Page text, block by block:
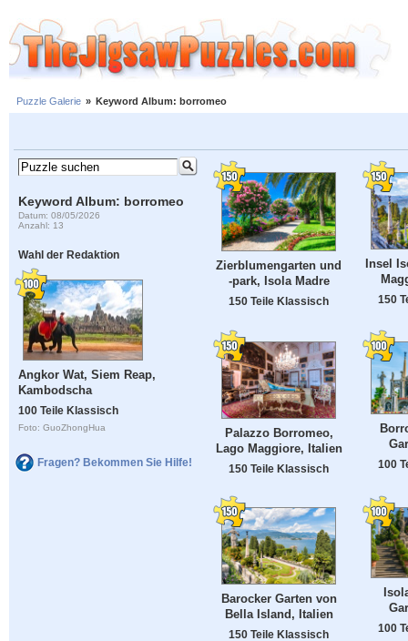
Puzzle Galerie » Keyword Album: borromeo
Keyword Album: borromeo
Datum: 08/05/2026
Anzahl: 13
Wahl der Redaktion
Angkor Wat, Siem Reap,
Kambodscha
100 Teile Klassisch
Foto: GuoZhongHua
Fragen? Bekommen Sie Hilfe!
Zierblumengarten und
-park, Isola Madre
150 Teile Klassisch
Insel
150
Palazzo Borromeo,
Lago Maggiore, Italien
150 Teile Klassisch 100
Barocker Garten von
Bella Island, Italien
150 Teile Klassisch
100